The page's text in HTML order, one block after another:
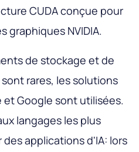
CUDA conçue pour
graphiques NVIDIA.
de stockage et de
rares, les solutions
et Google sont utilisées.
langages les plus
applications d'IA: lors